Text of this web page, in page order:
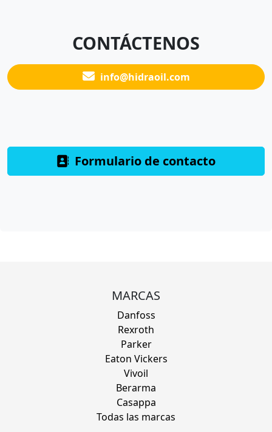
CONTÁCTENOS
info@hidraoil.com
Formulario de contacto
MARCAS
Danfoss
Rexroth
Parker
Eaton Vickers
Vivoil
Berarma
Casappa
Todas las marcas